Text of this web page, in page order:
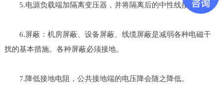
5.电源负载端加隔离变压器，并将隔离后的中性线接地。
6.屏蔽：机房屏蔽、设备屏蔽、线缆屏蔽是减弱各种电磁干
扰的基本措施。各种屏蔽必须接地。
7.降低接地电阻，公共接地端的电压降会随之降低。